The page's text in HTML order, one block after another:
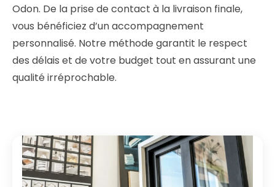
Odon. De la prise de contact à la livraison finale,
vous bénéficiez d’un accompagnement
personnalisé. Notre méthode garantit le respect
des délais et de votre budget tout en assurant une
qualité irréprochable.